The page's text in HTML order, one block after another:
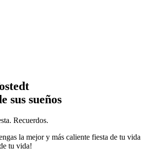
sus sueños
Recuerdos.
la mejor y más caliente fiesta de tu vida
tu vida!